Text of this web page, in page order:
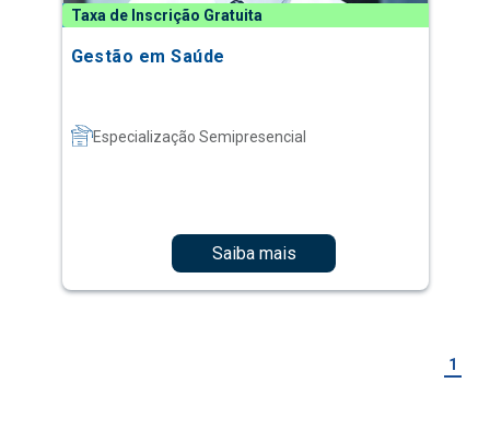
Taxa de Inscrição Gratuita
Gestão em Saúde
Especialização Semipresencial
Saiba mais
1